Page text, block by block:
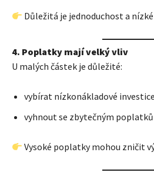
Důležitá je jednoduchost a
4. Poplatky mají velký vliv
U malých částek je důležité:
vybírat nízkonákladové investice
vyhnout se zbytečným
Vysoké poplatky mohou zničit